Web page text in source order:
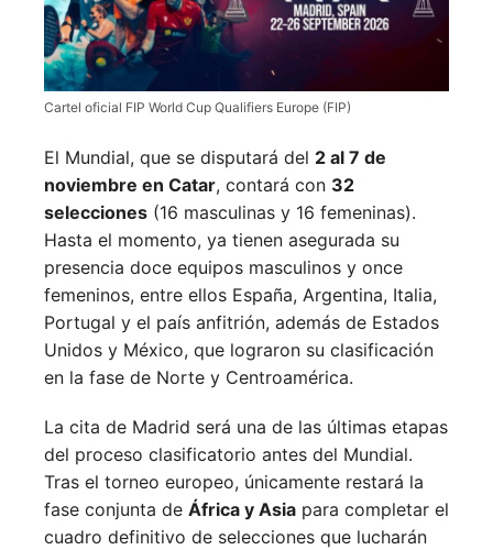
Cartel oficial FIP World Cup Qualifiers Europe (FIP)
El Mundial, que se disputará del 2 al 7 de
noviembre en Catar, contará con 32
selecciones (16 masculinas y 16 femeninas).
Hasta el momento, ya tienen asegurada su
presencia doce equipos masculinos y once
femeninos, entre ellos España, Argentina, Italia,
Portugal y el país anfitrión, además de Estados
Unidos y México, que lograron su clasificación
en la fase de Norte y Centroamérica.
La cita de Madrid será una de las últimas etapas
del proceso clasificatorio antes del Mundial.
Tras el torneo europeo, únicamente restará la
fase conjunta de África y Asia para completar el
cuadro definitivo de selecciones que lucharán